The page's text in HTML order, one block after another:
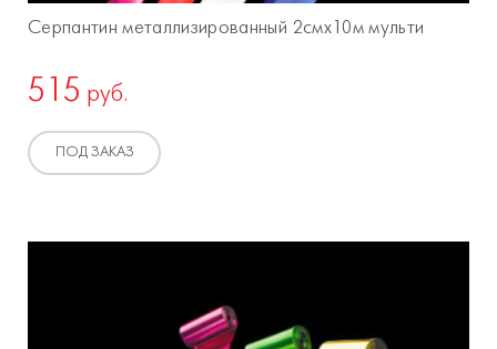
Серпантин металлизированный 2смх10м мульти
515 руб.
ПОД ЗАКАЗ